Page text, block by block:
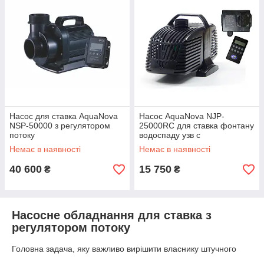
Насос для ставка AquaNova
NSP-50000 з регулятором
потоку
Немає в наявності
40 600 ₴
Насос AquaNova NJP-
25000RC для ставка фонтану
водоспаду узв c
дистанційним регулятором
потоку
Немає в наявності
15 750 ₴
Насосне обладнання для ставка з
регулятором потоку
Головна задача, яку важливо вирішити власнику штучного